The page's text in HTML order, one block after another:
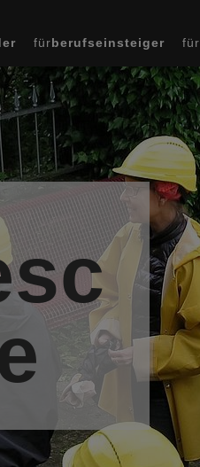
fürberufseinsteiger für